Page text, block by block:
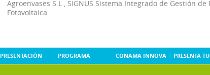
Agroenvases S.L
SIGNUS Sistema Integrado de Gestión
Fotovoltaica
PRESENTACIÓN PROGRAMA CONAMA INNOVA PRESENTA